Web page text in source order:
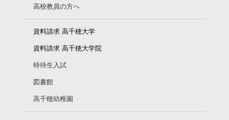
高校教員の方へ
資料請求 高千穂大学
資料請求 高千穂大学院
特待生入試
図書館
高千穂幼稚園